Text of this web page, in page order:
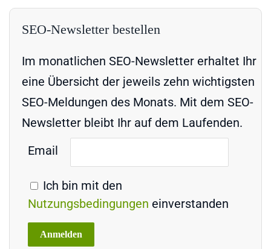
SEO-Newsletter bestellen
Im monatlichen SEO-Newsletter erhaltet Ihr
eine Übersicht der jeweils zehn wichtigsten
SEO-Meldungen des Monats. Mit dem SEO-
Newsletter bleibt Ihr auf dem Laufenden.
Email
Ich bin mit den
Nutzungsbedingungen einverstanden